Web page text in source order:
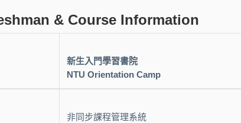
& Course Information
新生入門學習書院
NTU Orientation Camp
非同步課程管理系統